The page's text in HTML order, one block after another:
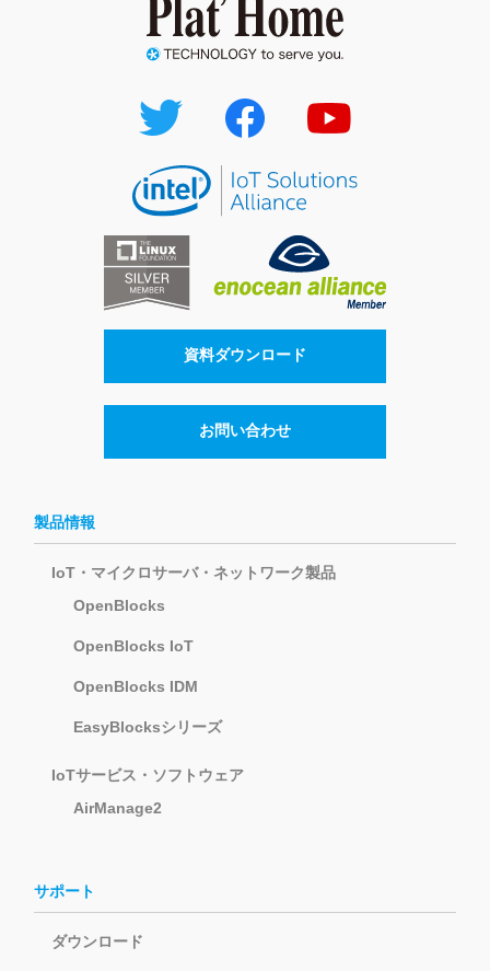
資料ダウンロード
お問い合わせ
製品情報
IoT・マイクロサーバ・ネットワーク製品
OpenBlocks
OpenBlocks IoT
OpenBlocks IDM
EasyBlocksシリーズ
IoTサービス・ソフトウェア
AirManage2
サポート
ダウンロード